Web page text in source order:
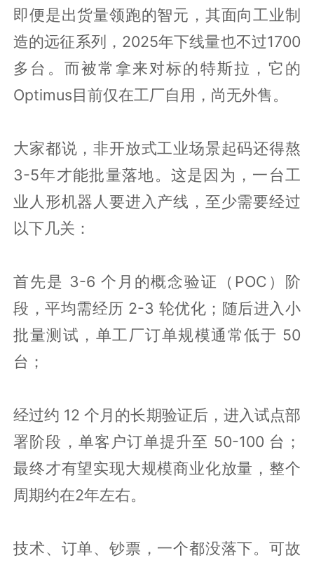
即便是出货量领跑的智元，其面向工业制
造的远征系列，2025年下线量也不过1700
多台。而被常拿来对标的特斯拉，它的
Optimus目前仅在工厂自用，尚无外售。
大家都说，非开放式工业场景起码还得熬
3-5年才能批量落地。这是因为，一台工
业人形机器人要进入产线，至少需要经过
以下几关：
首先是 3-6 个月的概念验证（POC）阶
段，平均需经历 2-3 轮优化；随后进入小
批量测试，单工厂订单规模通常低于 50
台；
经过约 12 个月的长期验证后，进入试点部
署阶段，单客户订单提升至 50-100 台；
最终才有望实现大规模商业化放量，整个
周期约在2年左右。
技术、订单、钞票，一个都没落下。可故